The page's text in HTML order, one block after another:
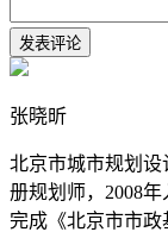
张晓昕
北京市城市规划
册规划师，2008
完成《北京市市政